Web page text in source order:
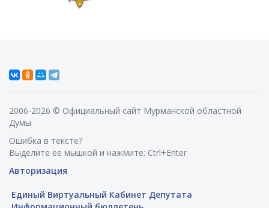
2006-2026 © Официальный сайт Мурманской областной
Думы
Ошибка в тексте?
Выделите ее мышкой и нажмите: Ctrl+Enter
Авторизация
Единый Виртуальный Кабинет Депутата